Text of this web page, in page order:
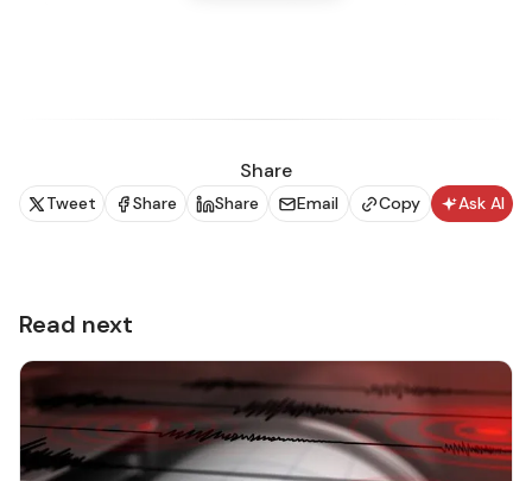
Share
Tweet Share Share Email Copy Ask AI
Read next